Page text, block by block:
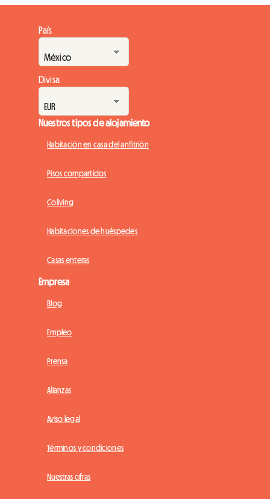
País
Divisa
Nuestros tipos de alojamiento
Habitación en casa del anfitrión
Pisos compartidos
Coliving
Habitaciones de huéspedes
Casas enteras
Empresa
Blog
Empleo
Prensa
Alianzas
Aviso legal
Términos y condiciones
Nuestras cifras